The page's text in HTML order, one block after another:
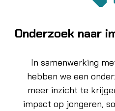
Onderzoek naar
In samenwerking
hebben we een
meer inzicht te
impact op jongeren,